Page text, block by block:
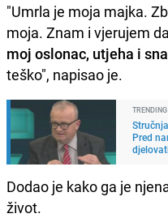
"Umrla je moja majka.
moja. Znam i vjerujem
moj oslonac, utjeha i
teško", napisao je.
TRENDING
Pred
Dodao je kako ga je
život.